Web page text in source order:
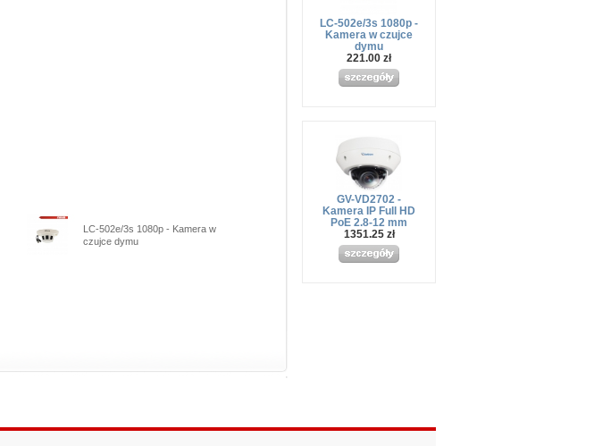
LC-502e/3s 1080p -
Kamera w czujce
dymu
221.00 zł
GV-VD2702 -
Kamera IP Full HD
PoE 2.8-12 mm
1351.25 zł
LC-502e/3s 1080p - Kamera w
czujce dymu